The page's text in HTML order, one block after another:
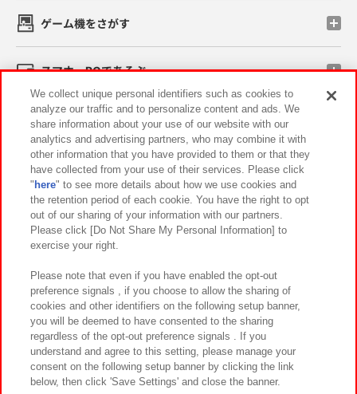
ゲーム機をさがす
スマホ・PCであそぶ
イベント・キャンペーン
関連会社 サステナビリティ サイトポリシー
プライバシーポリシー ウェブアクセシビリティ方針と検証結果
お取引先さまとともに
カスタマーハラスメント対応方針 よくあるご質問・お問い合わせ
©Bandai Namco Amusement Inc.
We collect unique personal identifiers such as cookies to
analyze our traffic and to personalize content and ads. We
share information about your use of our website with our
analytics and advertising partners, who may combine it with
other information that you have provided to them or that they
have collected from your use of their services. Please click
" here" to see more details about how we use cookies and
the retention period of each cookie. You have the right to opt
out of our sharing of your information with our partners.
Please click [Do Not Share My Personal Information] to
exercise your right.
Please note that even if you have enabled the opt-out
preference signals , if you choose to allow the sharing of
cookies and other identifiers on the following setup banner,
you will be deemed to have consented to the sharing
regardless of the opt-out preference signals . If you
understand and agree to this setting, please manage your
consent on the following setup banner by clicking the link
below, then click 'Save Settings' and close the banner.